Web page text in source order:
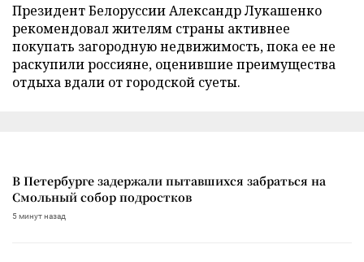
Президент Белоруссии Александр Лукашенко
рекомендовал жителям страны активнее
покупать загородную недвижимость, пока ее не
раскупили россияне, оценившие преимущества
отдыха вдали от городской суеты.
В Петербурге задержали пытавшихся забраться на
Смольный собор подростков
5 минут назад